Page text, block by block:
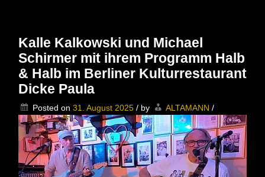
Ragtime
im
Kulturrestaurant
Dicke
Paula
Kalle Kalkowski und Michael
Schirmer mit ihrem Programm Halb
& Halb im Berliner Kulturrestaurant
Dicke Paula
Posted on 31. August 2025 / by ALTAMANN /